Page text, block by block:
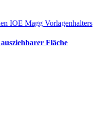
Fläche